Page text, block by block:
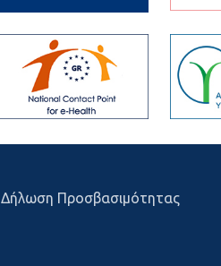
Δήλωση Προσβασιμότητας